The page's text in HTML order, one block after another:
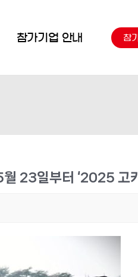
참가기업 안내 참
23일부터 ‘2025 고